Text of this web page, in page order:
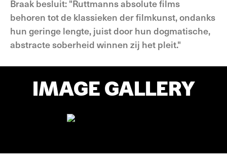
Braak besluit: "Ruttmanns absolute films
behoren tot de klassieken der filmkunst, ondanks
hun geringe lengte, juist door hun dogmatische,
abstracte soberheid winnen zij het pleit."
IMAGE GALLERY